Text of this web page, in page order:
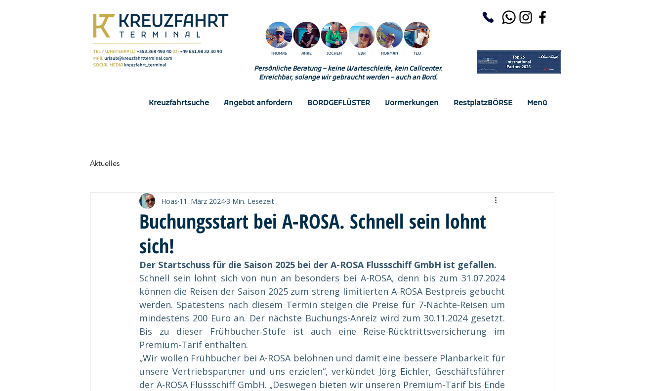
Persönliche Beratung – keine Warteschleife, kein Callcenter.
Erreichbar, solange wir gebraucht werden – auch an Bord.
Kreuzfahrtsuche Angebot anfordern BORDGEFLÜSTER Vormerkungen RestplatzBÖRSE Menü
Aktuelles
Buchungsstart bei A-ROSA. Schnell sein lohnt
sich!
Hoas 11. März 2024 3 Min. Lesezeit
Der Startschuss für die Saison 2025 bei der A-ROSA Flussschiff GmbH ist gefallen.
Schnell sein lohnt sich von nun an besonders bei A-ROSA, denn bis zum 31.07.2024
können die Reisen der Saison 2025 zum streng limitierten A-ROSA Bestpreis gebucht
werden. Spätestens nach diesem Termin steigen die Preise für 7-Nächte-Reisen um
mindestens 200 Euro an. Der nächste Buchungs-Anreiz wird zum 30.11.2024 gesetzt.
Bis zu dieser Frühbucher-Stufe ist auch eine Reise-Rücktrittsversicherung im
Premium-Tarif enthalten.
„Wir wollen Frühbucher bei A-ROSA belohnen und damit eine bessere Planbarkeit für
unsere Vertriebspartner und uns erzielen“, verkündet Jörg Eichler, Geschäftsführer
der A-ROSA Flussschiff GmbH. „Deswegen bieten wir unseren Premium-Tarif bis Ende